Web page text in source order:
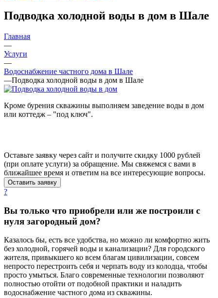
Подводка холодной воды в дом в Шале
Главная
—
Услуги
—
Водоснабжение частного дома в Шале
—Подводка холодной воды в дом в Шале
Кроме бурения скважины выполняем заведение воды в дом
или коттедж – "под ключ".
Оставьте заявку через сайт и получите скидку 1000 рублей
(при оплате услуги) за обращение. Мы свяжемся с вами в
ближайшее время и ответим на все интересующие вопросы.
Оставить заявку
?
Вы только что приобрели или же построили с
нуля загородный дом?
Казалось бы, есть все удобства, но можно ли комфортно жить
без холодной, горячей воды и канализации? Для городского
жителя, привыкшего ко всем благам цивилизации, совсем
непросто перестроить себя и черпать воду из колодца, чтобы
просто умыться. Благо современные технологии позволяют
полностью отойти от подобной практики и наладить
водоснабжение частного дома из скважины.